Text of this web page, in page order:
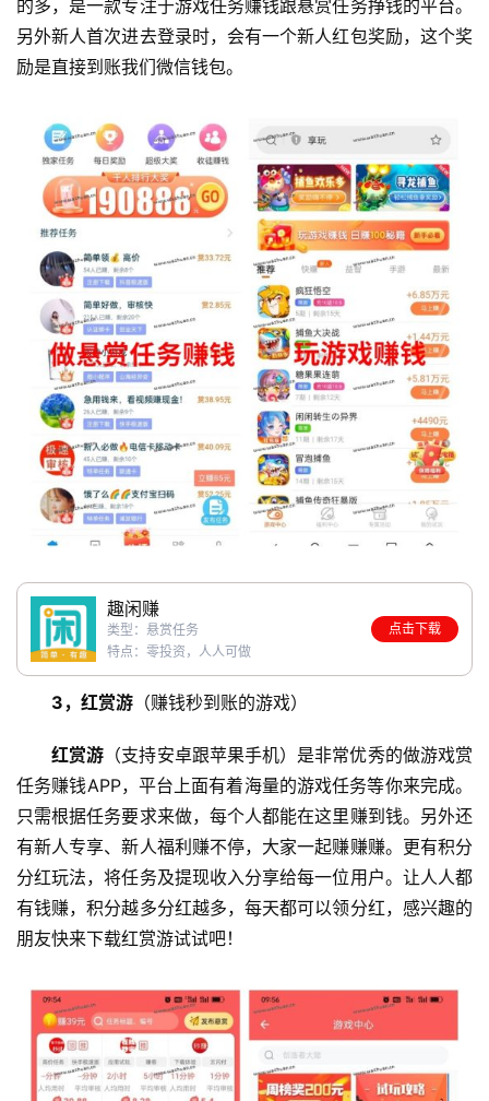
的多，是一款专注于游戏任务赚钱跟悬赏任务挣钱的平台。
另外新人首次进去登录时，会有一个新人红包奖励，这个奖
励是直接到账我们微信钱包。
趣闲赚
类型：悬赏任务
特点：零投资，人人可做
点击下载
3，红赏游 （赚钱秒到账的游戏）
红赏游 （支持安卓跟苹果手机）是非常优秀的做游戏赏
任务赚钱APP，平台上面有着海量的游戏任务等你来完成。
只需根据任务要求来做，每个人都能在这里赚到钱。另外还
有新人专享、新人福利赚不停，大家一起赚赚赚。更有积分
分红玩法，将任务及提现收入分享给每一位用户。让人人都
有钱赚，积分越多分红越多，每天都可以领分红，感兴趣的
朋友快来下载红赏游试试吧！